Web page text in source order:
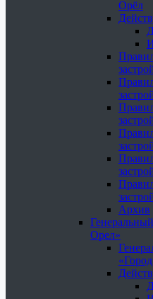
Орёл
Архив
Орел»